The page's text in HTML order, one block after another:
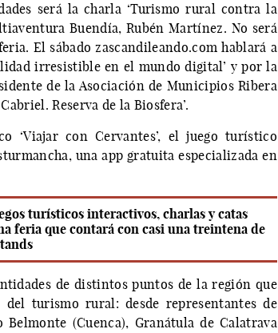
será la charla ‘Turismo rural contra la
Buendía, Rubén Martínez. No será
El sábado zascandileando.com hablará a
irresistible en el mundo digital’ y por la
de la Asociación de Municipios Ribera
Reserva de la Biosfera’.
‘Viajar con Cervantes’, el juego turístico
una app gratuita especializada en
turísticos interactivos, charlas y catas
feria que contará con casi una treintena de
de distintos puntos de la región que
turismo rural: desde representantes de
(Cuenca), Granátula de Calatrava